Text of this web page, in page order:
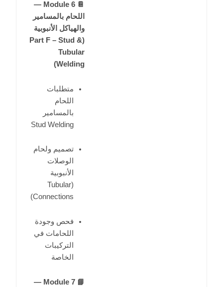
📔 Module 6 —
اللحام بالمسامير
والهياكل الأنبوبية
(Part F – Stud &
Tubular
Welding)
متطلبات
اللحام
بالمسامير
Stud Welding
تصميم ولحام
الوصلات
الأنبوبية
(Tubular
Connections)
فحص وجودة
اللحامات في
التركيبات
الخاصة
📘 Module 7 —